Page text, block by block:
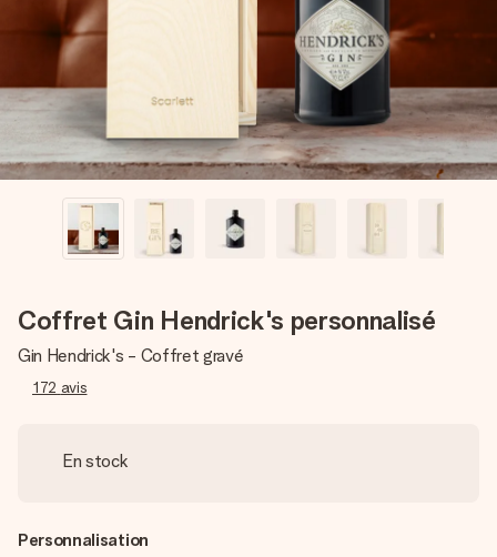
Créez quelque chose d’unique en quelques étapes – avec
son prénom, votre photo ou un message qui touche le cœur.
Sans complications, juste tout l’amour pour le moment idéal.
Coffret Gin Hendrick's personnalisé
Gin Hendrick's - Coffret gravé
172 avis
En stock
Personnalisation